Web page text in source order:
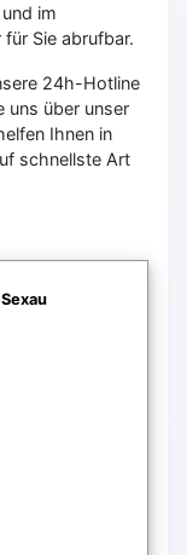
im
Sie abrufbar.
24h-Hotline
uns über unser
Ihnen in
schnellste Art